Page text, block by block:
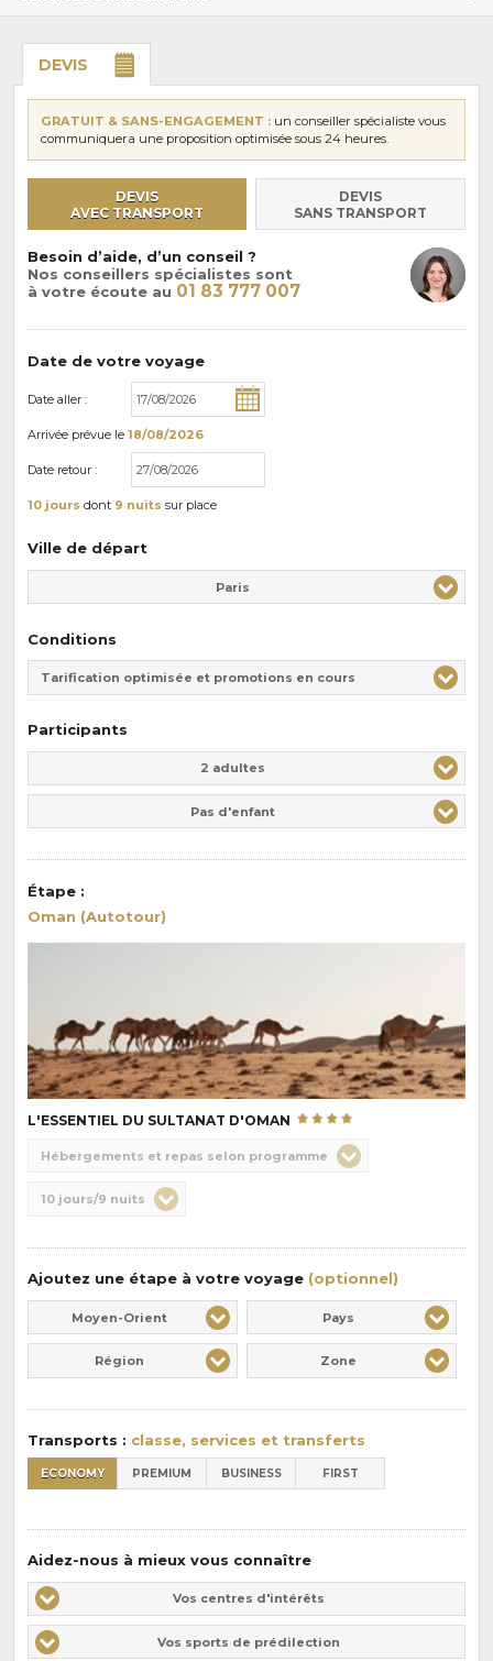
DEVIS
GRATUIT & SANS-ENGAGEMENT : un conseiller spécialiste vous
communiquera une proposition optimisée sous 24 heures.
DEVIS
AVEC TRANSPORT
DEVIS
SANS TRANSPORT
Besoin d’aide, d’un conseil ?
Nos conseillers spécialistes sont
à votre écoute au 01 83 777 007
Date de votre voyage
Date aller :
Arrivée prévue le 18/08/2026
Date retour :
10 jours dont 9 nuits sur place
Ville de départ
Paris
Conditions
Tarification optimisée et promotions en cours
Participants
2 adultes
Pas d'enfant
Étape :
Oman (Autotour)
L'ESSENTIEL DU SULTANAT D'OMAN
:
Hébergements et repas selon programme
Durée
10 jours/9 nuits
Ajoutez une étape à votre voyage (optionnel)
Moyen-Orient Pays
Région Zone
Transports : classe, services et transferts
ECONOMY PREMIUM BUSINESS FIRST
Aidez-nous à mieux vous connaître
Vos
centres
d'intérêts
Vos centres d'intérêts
Vos
Vos sports de prédilection